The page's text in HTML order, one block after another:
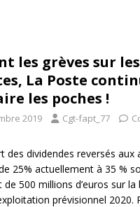
– Postiers Gardons la main
la poste La CGT vous informe
des changements et…. des
-Projet de développement
– Activités Sociales et
les grèves sur les
La Poste
les poches !
2019 Cgt-fapt_77
des dividendes reversés aux
25% actuellement à 35 %
de 500 millions d’euros sur la
prévisionnel 2020.